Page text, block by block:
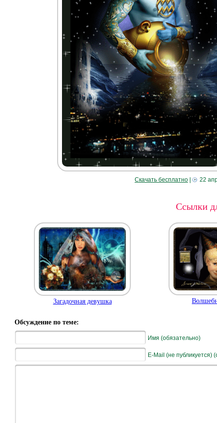
Скачать бесплатно 22
Ссылки
Загадочная девушка
Обсуждение по теме:
Имя (обязательно)
E-Mail (не публикуется)